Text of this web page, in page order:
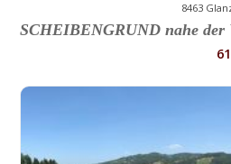
8463
SCHEIBENGRUND nahe der